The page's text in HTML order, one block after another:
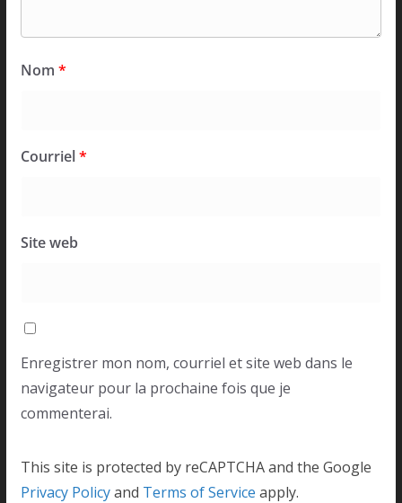
Nom *
Courriel*
Site web
Enregistrer mon nom, courriel et site web dans le
navigateur pour la prochaine fois que je
commenterai.
This site is protected by reCAPTCHA and the Google
Privacy Policyand Terms of Service apply.